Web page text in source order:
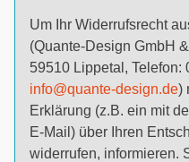
Um Ihr Widerrufsrecht
(Quante-Design GmbH
59510 Lippetal, Telefon:
info@quante-design.de)
Erklärung (z.B. ein mit
E-Mail) über Ihren
widerrufen, informieren.